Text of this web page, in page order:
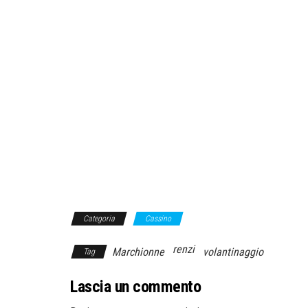
Categoria Cassino
Tag Marchionne renzi volantinaggio
Lascia un commento